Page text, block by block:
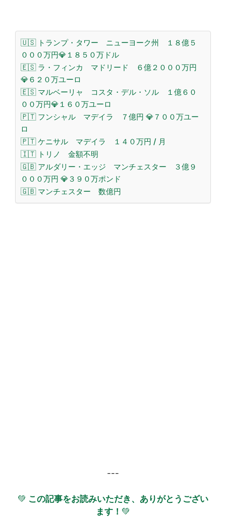
🇺🇸 トランプ・タワー ニューヨーク州 １８億５
０００万円💎１８５０万ドル
🇪🇸 ラ・フィンカ マドリード ６億２０００万円
💎６２０万ユーロ
🇪🇸 マルベーリャ コスタ・デル・ソル １億６０
００万円💎１６０万ユーロ
🇵🇹 フンシャル マデイラ ７億円 💎７００万ユー
ロ
🇵🇹 ケニサル マデイラ １４０万円 / 月
🇮🇹 トリノ 金額不明
🇬🇧 アルダリー・エッジ マンチェスター ３億９
０００万円 💎３９０万ポンド
🇬🇧 マンチェスター 数億円
---
💚 この記事をお読みいただき、ありがとうござい
ます！ 💚